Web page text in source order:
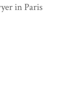
in Paris